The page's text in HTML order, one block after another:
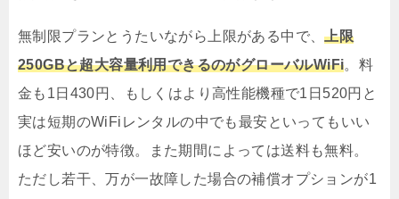
無制限プランとうたいながら上限がある中で、上限
250GBと超大容量利用できるのがグローバルWiFi。料
金も1日430円、もしくはより高性能機種で1日520円と
実は短期のWiFiレンタルの中でも最安といってもいい
ほど安いのが特徴。また期間によっては送料も無料。
ただし若干、万が一故障した場合の補償オプションが1